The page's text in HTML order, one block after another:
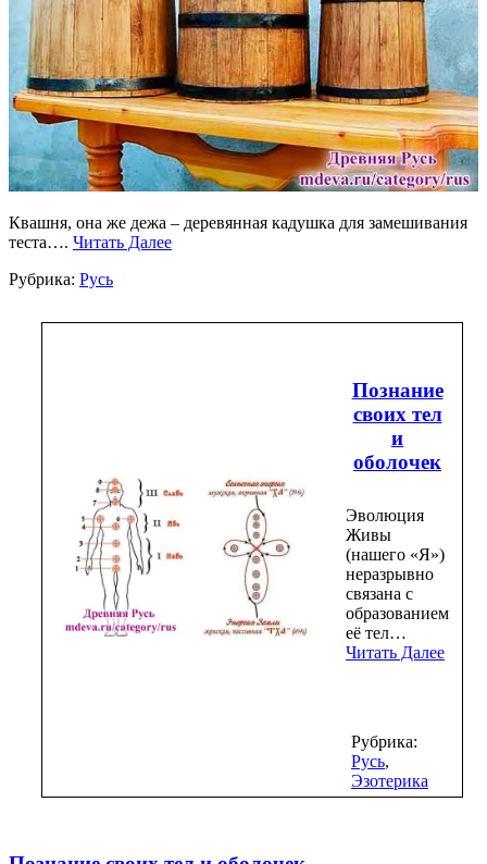
Квашня, она же дежа – деревянная кадушка для замешивания
теста…. Читать Далее
Рубрика: Русь
Познание
своих тел
и
оболочек
Эволюция
Живы
(нашего «Я»)
неразрывно
связана с
образованием
её тел…
Читать Далее
Рубрика:
Русь,
Эзотерика